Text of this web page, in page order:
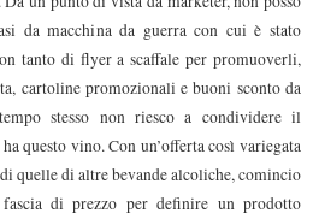
da macchina da guerra con cui è stato
tanto di flyer a scaffale per promuoverli,
cartoline promozionali e buoni sconto da
stesso non riesco a condividere il
questo vino. Con un’offerta così variegata
quelle di altre bevande alcoliche, comincio
di prezzo per definire un prodotto